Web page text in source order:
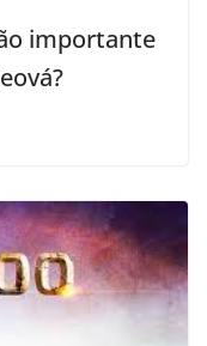
importante